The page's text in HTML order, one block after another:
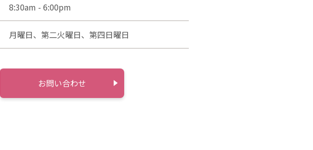
8:30am - 6:00pm
月曜日、第二火曜日、第四日曜日
お問い合わせ